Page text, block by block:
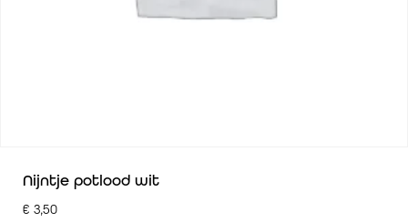
Nijntje potlood wit
€ 3,50